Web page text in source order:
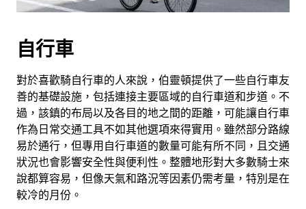
自行車
對於喜歡騎自行車的人來說，伯靈頓提供了一些自行車友
善的基礎設施，包括連接主要區域的自行車道和步道。不
過，該鎮的布局以及各目的地之間的距離，可能讓自行車
作為日常交通工具不如其他選項來得實用。雖然部分路線
易於通行，但專用自行車道的數量可能有所不同，且交通
狀況也會影響安全性與便利性。整體地形對大多數騎士來
說都算容易，但像天氣和路況等因素仍需考量，特別是在
較冷的月份。